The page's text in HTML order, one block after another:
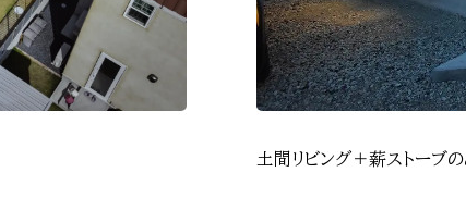
土間リビング＋薪ストーブ